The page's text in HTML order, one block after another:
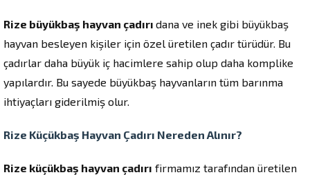
Rize büyükbaş hayvan çadırı dana ve inek gibi büyükbaş
hayvan besleyen kişiler için özel üretilen çadır türüdür. Bu
çadırlar daha büyük iç hacimlere sahip olup daha komplike
yapılardır. Bu sayede büyükbaş hayvanların tüm barınma
ihtiyaçları giderilmiş olur.
Rize Küçükbaş Hayvan Çadırı Nereden Alınır?
Rize küçükbaş hayvan çadırı firmamız tarafından üretilen